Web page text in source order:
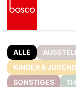
ALLE
KINDER &
SONSTIGES